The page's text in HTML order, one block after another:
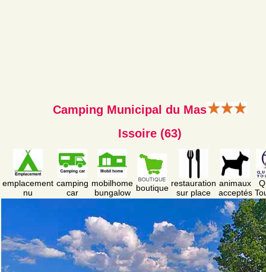
Camping Municipal du Mas
Issoire (63)
emplacement
nu
camping
car
mobilhome
bungalow
boutique restauration
sur place
animaux
acceptés